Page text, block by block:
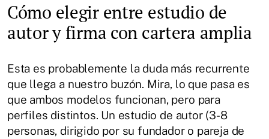
Cómo elegir entre estudio de
autor y firma con cartera amplia
Esta es probablemente la duda más recurrente
que llega a nuestro buzón. Mira, lo que pasa es
que ambos modelos funcionan, pero para
perfiles distintos. Un estudio de autor (3-8
personas, dirigido por su fundador o pareja de